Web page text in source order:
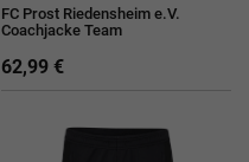
FC Prost Riedensheim e.V.
Coachjacke Team
62,99 €